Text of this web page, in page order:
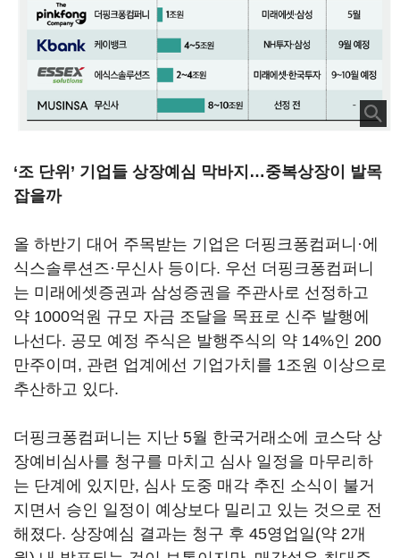
‘조 단위’ 기업들 상장예심 막바지…중복상장이 발목
잡을까
올 하반기 대어 주목받는 기업은 더핑크퐁컴퍼니·에
식스솔루션즈·무신사 등이다. 우선 더핑크퐁컴퍼니
는 미래에셋증권과 삼성증권을 주관사로 선정하고
약 1000억원 규모 자금 조달을 목표로 신주 발행에
나선다. 공모 예정 주식은 발행주식의 약 14%인 200
만주이며, 관련 업계에선 기업가치를 1조원 이상으로
추산하고 있다.
더핑크퐁컴퍼니는 지난 5월 한국거래소에 코스닥 상
장예비심사를 청구를 마치고 심사 일정을 마무리하
는 단계에 있지만, 심사 도중 매각 추진 소식이 불거
지면서 승인 일정이 예상보다 밀리고 있는 것으로 전
해졌다. 상장예심 결과는 청구 후 45영업일(약 2개